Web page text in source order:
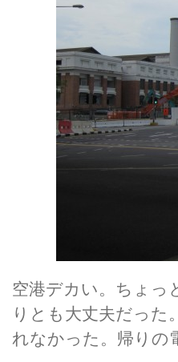
空港デカい。ちょっ
りとも大丈夫だっ
れなかった。帰りの